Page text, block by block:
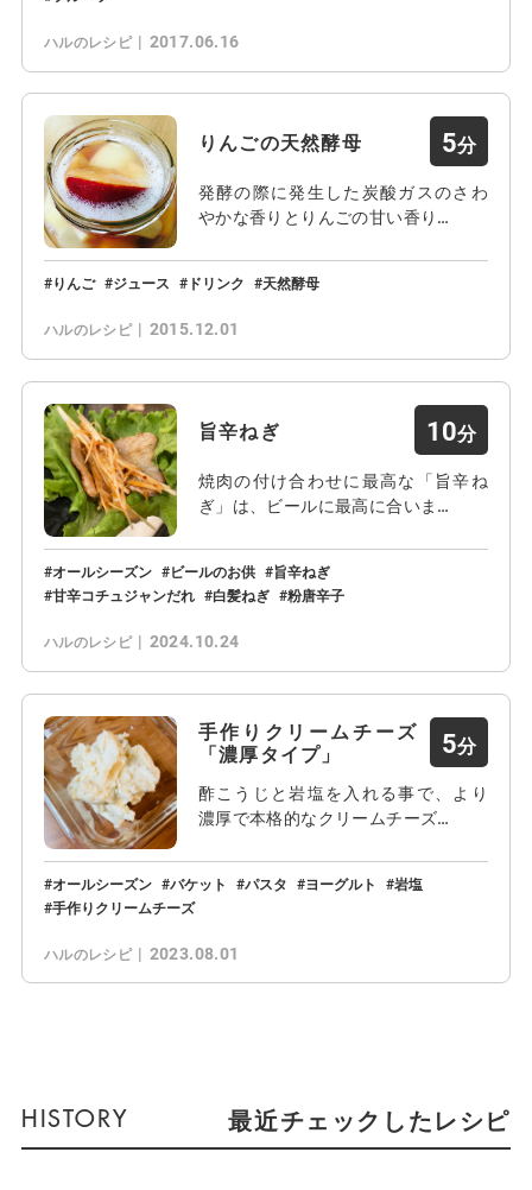
ハルのレシピ 2017.06.16
りんごの天然酵母 5
発酵の際に発生した炭酸ガスのさわ
やかな香りとりんごの甘い香り…
りんご ジュース ドリンク 天然酵母
ハルのレシピ 2015.12.01
旨辛ねぎ 10
焼肉の付け合わせに最高な「旨辛ね
ぎ」は、ビールに最高に合いま…
オールシーズン ビールのお供
旨辛ねぎ
甘辛コチュジャンだれ
白髪ねぎ 粉唐辛子
ハルのレシピ 2024.10.24
手作りクリームチーズ
「濃厚タイプ」
5
酢こうじと岩塩を入れる事で、より
濃厚で本格的なクリームチーズ…
オールシーズン バケット パスタ ヨーグルト
岩塩
手作りクリームチーズ
ハルのレシピ 2023.08.01
最近チェックしたレシピ